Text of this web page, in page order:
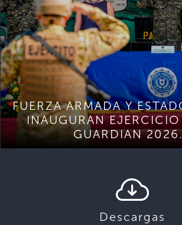
FUERZA ARMADA Y
INAUGURAN
GUARDIAN
Descargas